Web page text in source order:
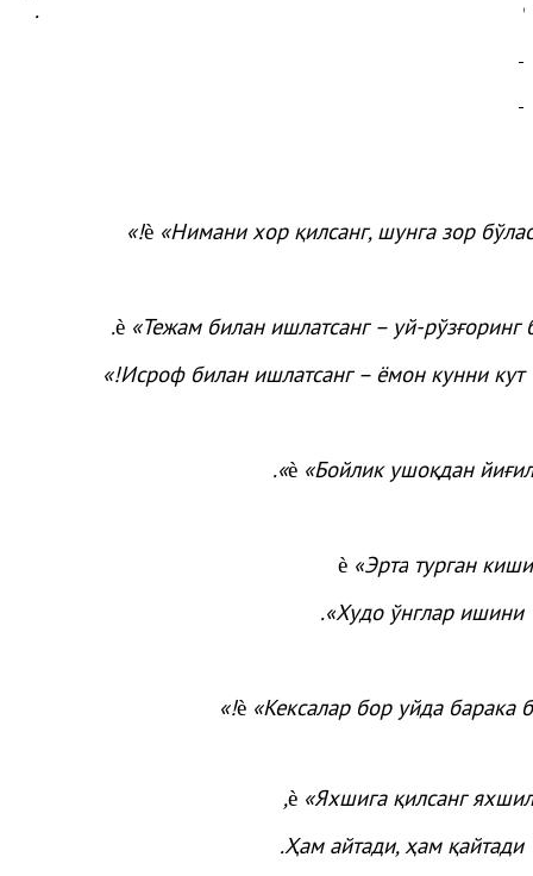
è «Нимани хор қилсанг, шунга зор
è «Тежам билан ишлатсанг – уй-рўзғоринг
Исроф билан ишлатсанг– ёмон кунникут!»
è «Бойлик ушоқдан
».
è «Эрта турган
Худо ўнглар ишини
»
.
è «Кексалар бор уйда барака
»
è «Яхшига қилсанг
,
Ҳам айтади, ҳам қайтади
.